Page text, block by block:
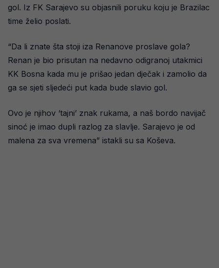
gol. Iz FK Sarajevo su objasnili poruku koju je Brazilac
time želio poslati.
“Da li znate šta stoji iza Renanove proslave gola?
Renan je bio prisutan na nedavno odigranoj utakmici
KK Bosna kada mu je prišao jedan dječak i zamolio da
ga se sjeti sljedeći put kada bude slavio gol.
Ovo je njihov ‘tajni’ znak rukama, a naš bordo navijač
sinoć je imao dupli razlog za slavlje. Sarajevo je od
malena za sva vremena” istakli su sa Koševa.